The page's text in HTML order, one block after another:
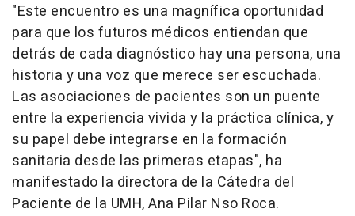
"Este encuentro es una magnífica oportunidad
para que los futuros médicos entiendan que
detrás de cada diagnóstico hay una persona, una
historia y una voz que merece ser escuchada.
Las asociaciones de pacientes son un puente
entre la experiencia vivida y la práctica clínica, y
su papel debe integrarse en la formación
sanitaria desde las primeras etapas", ha
manifestado la directora de la Cátedra del
Paciente de la UMH, Ana Pilar Nso Roca.